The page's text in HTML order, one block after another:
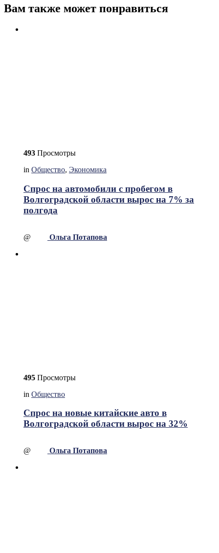
Вам также может понравиться
493 Просмотры
in Общество, Экономика
Спрос на автомобили с пробегом в
Волгоградской области вырос на 7% за
полгода
@ Ольга Потапова
495 Просмотры
in Общество
Спрос на новые китайские авто в
Волгоградской области вырос на 32%
@ Ольга Потапова